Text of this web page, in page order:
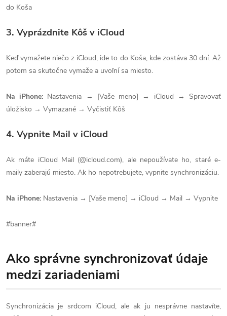
do Koša
3. Vyprázdnite Kôš v iCloud
Keď vymažete niečo z iCloud, ide to do Koša, kde zostáva 30 dní. Až
potom sa skutočne vymaže a uvoľní sa miesto.
Na iPhone: Nastavenia → [Vaše meno] → iCloud → Spravovať
úložisko → Vymazané → Vyčistiť Kôš
4. Vypnite Mail v iCloud
Ak máte iCloud Mail (@icloud.com), ale nepoužívate ho, staré e-
maily zaberajú miesto. Ak ho nepotrebujete, vypnite synchronizáciu.
Na iPhone: Nastavenia → [Vaše meno] → iCloud → Mail → Vypnite
#banner#
Ako správne synchronizovať údaje
medzi zariadeniami
Synchronizácia je srdcom iCloud, ale ak ju nesprávne nastavíte,